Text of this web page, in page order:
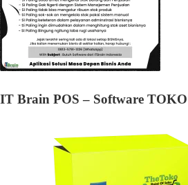
IT Brain POS – Software